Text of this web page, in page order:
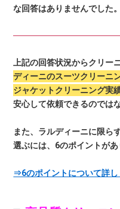
な回答はありませんでした。
上記の回答状況からクリー
ディーニのスーツクリーニ
ジャケットクリーニング実
安心して依頼できるのでは
また、ラルディーニに限ら
選ぶには、6のポイントがあ
⇒6のポイントについて詳し